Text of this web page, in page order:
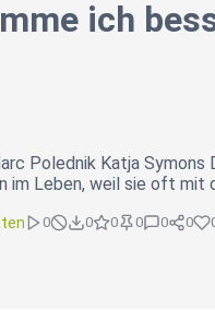
ich
Polednik Katja Symons
im Leben, weil sie oft mit
0 0 0 0 0 0